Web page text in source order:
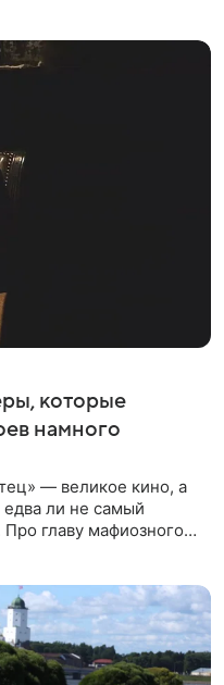
которые
намного
— великое кино, а
ли не самый
главу мафиозного